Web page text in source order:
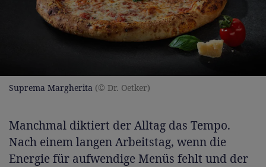
Suprema Margherita (© Dr. Oetker)
Manchmal diktiert der Alltag das Tempo.
Nach einem langen Arbeitstag, wenn die
Energie für aufwendige Menüs fehlt und der